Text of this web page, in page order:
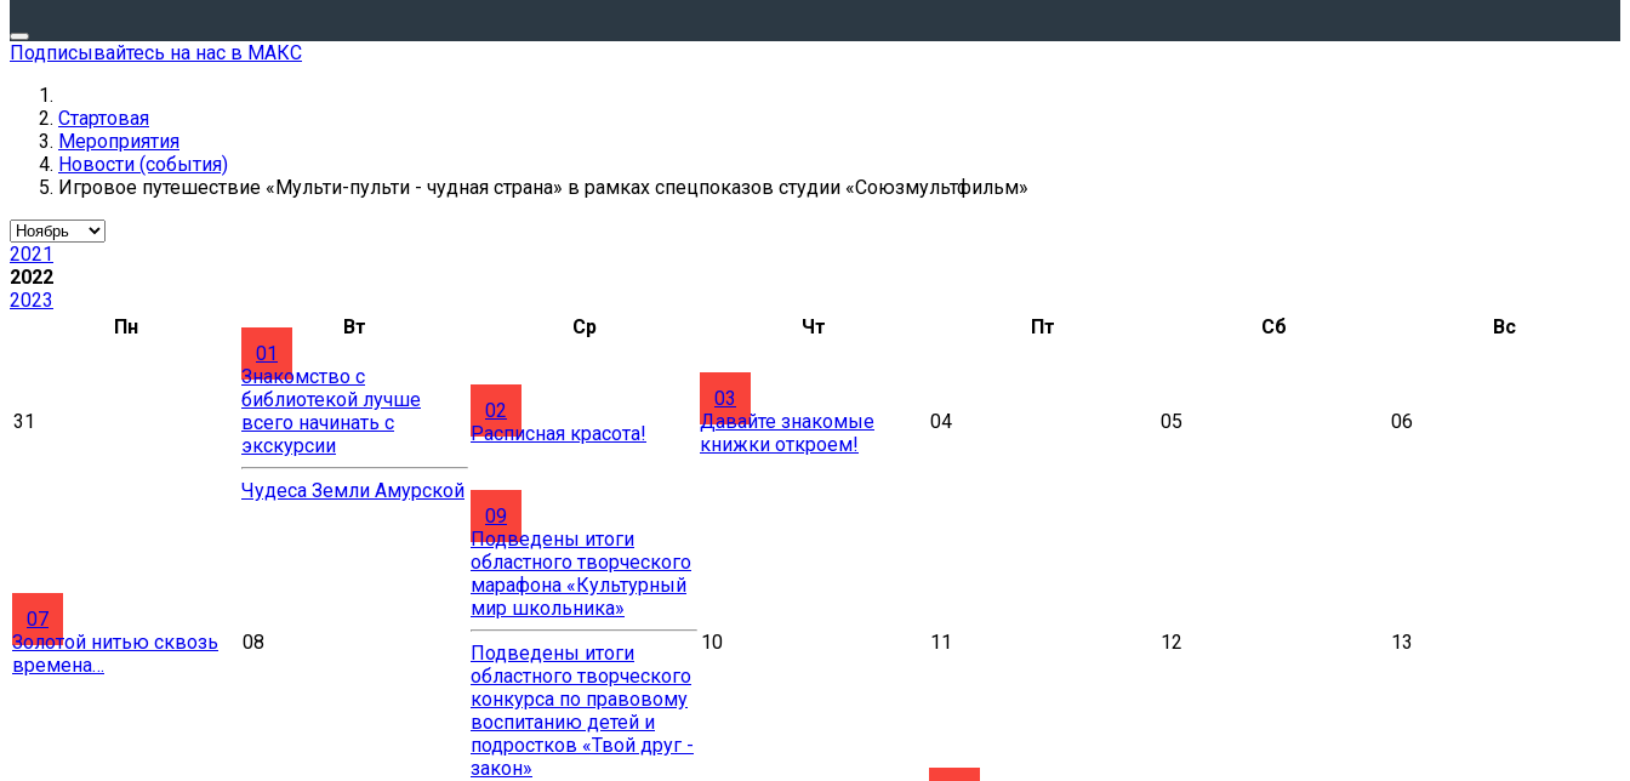
Подписывайтесь на нас в МАКС
Стартовая
Мероприятия
Новости (события)
Игровое путешествие «Мульти-пульти - чудная страна» в рамках спецпоказов студии «Союзмультфильм»
2021
2022
2023
Пн
Вт Ср Чт Пт Сб Вс
31
01
Знакомство с
библиотекой лучше
всего начинать с
экскурсии
Чудеса Земли Амурской
02
Расписная красота!
03
Давайте знакомые
книжки откроем!
04 05 06
07
Золотой нитью сквозь
времена…
08
09
Подведены итоги
областного творческого
марафона «Культурный
мир школьника»
Подведены итоги
областного творческого
конкурса по правовому
воспитанию детей и
подростков «Твой друг -
закон»
10 11 12 13